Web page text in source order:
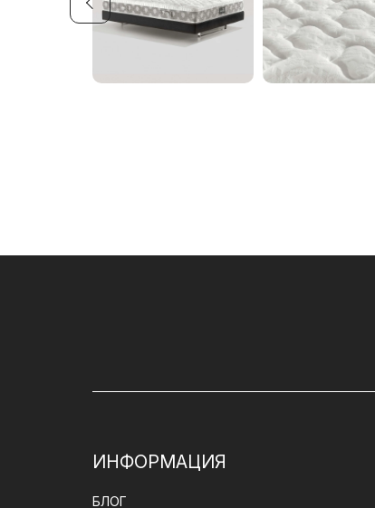
ИНФОРМАЦИЯ
БЛОГ